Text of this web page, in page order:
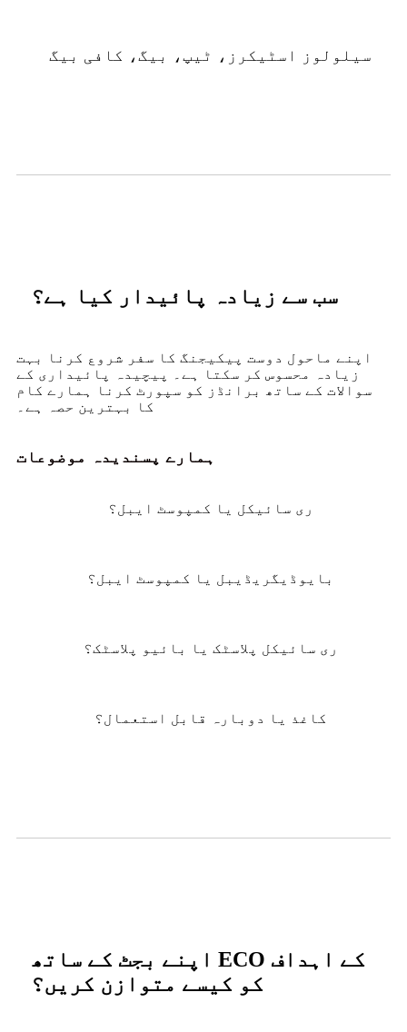
سیلولوز اسٹیکرز، ٹیپ، بیگ، کافی بیگ
سب سے زیادہ پائیدار کیا ہے؟
اپنے ماحول دوست پیکیجنگ کا سفر شروع کرنا بہت
زیادہ محسوس کر سکتا ہے۔ پیچیدہ پائیداری کے
سوالات کے ساتھ برانڈز کو سپورٹ کرنا ہمارے کام
کا بہترین حصہ ہے۔
ہمارے پسندیدہ موضوعات
ری سائیکل یا کمپوسٹ ایبل؟
بایوڈیگریڈیبل یا کمپوسٹ ایبل؟
ری سائیکل پلاسٹک یا بائیو پلاسٹک؟
کاغذ یا دوبارہ قابل استعمال؟
اپنے بجٹ کے ساتھ ECO کے اہداف
کو کیسے متوازن کریں؟